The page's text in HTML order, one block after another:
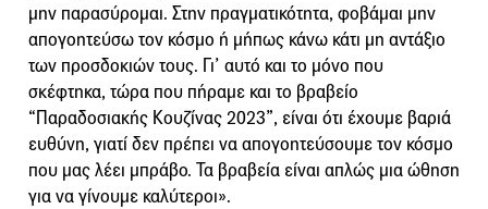
μην παρασύρομαι. Στην πραγματικότητα, φοβάμαι μην
απογοητεύσω τον κόσμο ή μήπως κάνω κάτι μη αντάξιο
των προσδοκιών τους. Γι’ αυτό και το μόνο που
σκέφτηκα, τώρα που πήραμε και το βραβείο
“Παραδοσιακής Κουζίνας 2023”, είναι ότι έχουμε βαριά
ευθύνη, γιατί δεν πρέπει να απογοητεύσουμε τον κόσμο
που μας λέει μπράβο. Τα βραβεία είναι απλώς μια ώθηση
για να γίνουμε καλύτεροι».